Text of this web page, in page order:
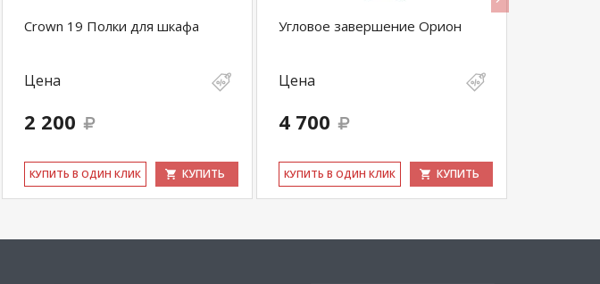
Crown 19 Полки для шкафа
Цена
2 200
КУ­ПИТЬ В ОДИН КЛИК КУПИТЬ
Угловое завершение Орион
Цена
4 700
КУ­ПИТЬ В ОДИН КЛИК КУПИТЬ